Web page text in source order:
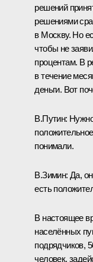
решений
решениями
в Москву. Но
чтобы не
процентам. В
в течение
деньги. Вот
В.Путин:
понимали.
В.Зимин: Да,
есть
В настоящее
населённых
подрядчиков,
человек,